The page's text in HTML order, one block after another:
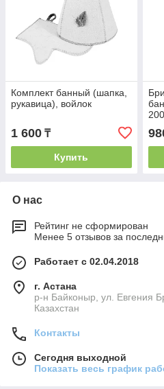
Комплект банный (шапка,
рукавица), войлок
1 600 ₸
Купить
О нас
Рейтинг не сформирован
Менее 5 отзывов за
Работает с 02.04.2018
г. Астана
р-н Байконыр, ул. Евгения
Казахстан
Контакты
Сегодня выходной
Показать весь график